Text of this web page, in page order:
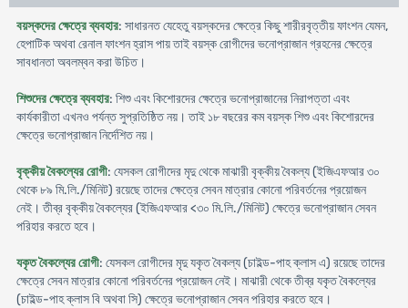
বয়স্কদের ক্ষেত্রে ব্যবহার: সাধারনত যেহেতু বয়স্কদের ক্ষেত্রে কিছু শারীরবৃত্তীয় ফাংশন যেমন,
হেপাটিক অথবা রেনাল ফাংশন হ্রাস পায় তাই বয়স্ক রোগীদের ভনোপ্রাজান গ্রহনের ক্ষেত্রে
সাবধানতা অবলম্বন করা উচিত।
শিশুদের ক্ষেত্রে ব্যবহার: শিশু এবং কিশোরদের ক্ষেত্রে ভনোপ্রাজানের নিরাপত্তা এবং
কার্যকারীতা এখনও পর্যন্ত সুপ্রতিষ্ঠিত নয়। তাই ১৮ বছরের কম বয়স্ক শিশু এবং কিশোরদের
ক্ষেত্রে ভনোপ্রাজান নির্দেশিত নয়।
বৃক্কীয় বৈকল্যের রোগী: যেসকল রোগীদের মৃদু থেকে মাঝারী বৃক্কীয় বৈকল্য (ইজিএফআর ৩০
থেকে ৮৯ মি.লি./মিনিট) রয়েছে তাদের ক্ষেত্রে সেবন মাত্রার কোনো পরিবর্তনের প্রয়োজন
নেই। তীব্র বৃক্কীয় বৈকল্যের (ইজিএফআর <৩০ মি.লি./মিনিট) ক্ষেত্রে ভনোপ্রাজান সেবন
পরিহার করতে হবে।
যকৃত বৈকল্যের রোগী: যেসকল রোগীদের মৃদু যকৃত বৈকল্য (চাইল্ড-পাহ ক্লাস এ) রয়েছে তাদের
ক্ষেত্রে সেবন মাত্রার কোনো পরিবর্তনের প্রয়োজন নেই। মাঝারী থেকে তীব্র যকৃত বৈকল্যের
(চাইল্ড-পাহ ক্লাস বি অথবা সি) ক্ষেত্রে ভনোপ্রাজান সেবন পরিহার করতে হবে।